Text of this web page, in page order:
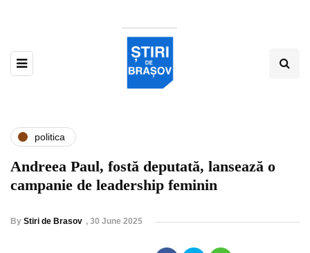
politica
Andreea Paul, fostă deputată, lansează o
campanie de leadership feminin
By Stiri de Brasov , 30 June 2025